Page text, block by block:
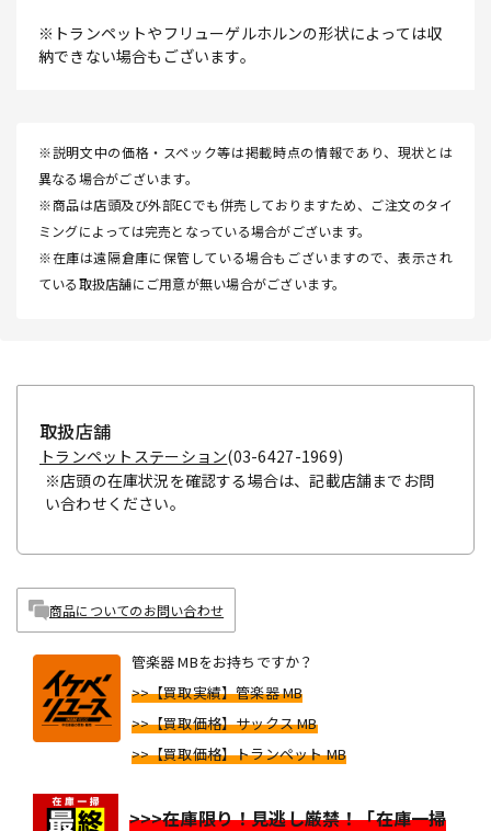
※トランペットやフリューゲルホルンの形状によっては収
納できない場合もございます。
※説明文中の価格・スペック等は掲載時点の情報であり、現状とは
異なる場合がございます。
※商品は店頭及び外部ECでも併売しておりますため、ご注文のタイ
ミングによっては完売となっている場合がございます。
※在庫は遠隔倉庫に保管している場合もございますので、表示され
ている取扱店舗にご用意が無い場合がございます。
取扱店舗
トランペットステーション(03-6427-1969)
※店頭の在庫状況を確認する場合は、記載店舗までお問
い合わせください。
商品についてのお問い合わせ
管楽器 MBをお持ちですか？
>>【買取実績】管楽器 MB
>>【買取価格】サックス MB
>>【買取価格】トランペット MB
>>>在庫限り！見逃し厳禁！「在庫一掃